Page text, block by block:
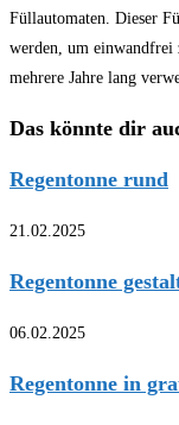
Füllautomaten. Dieser
werden, um
mehrere Jahre lang
Das könnte dir
Regentonne rund
21.02.2025
Regentonne
06.02.2025
Regentonne in